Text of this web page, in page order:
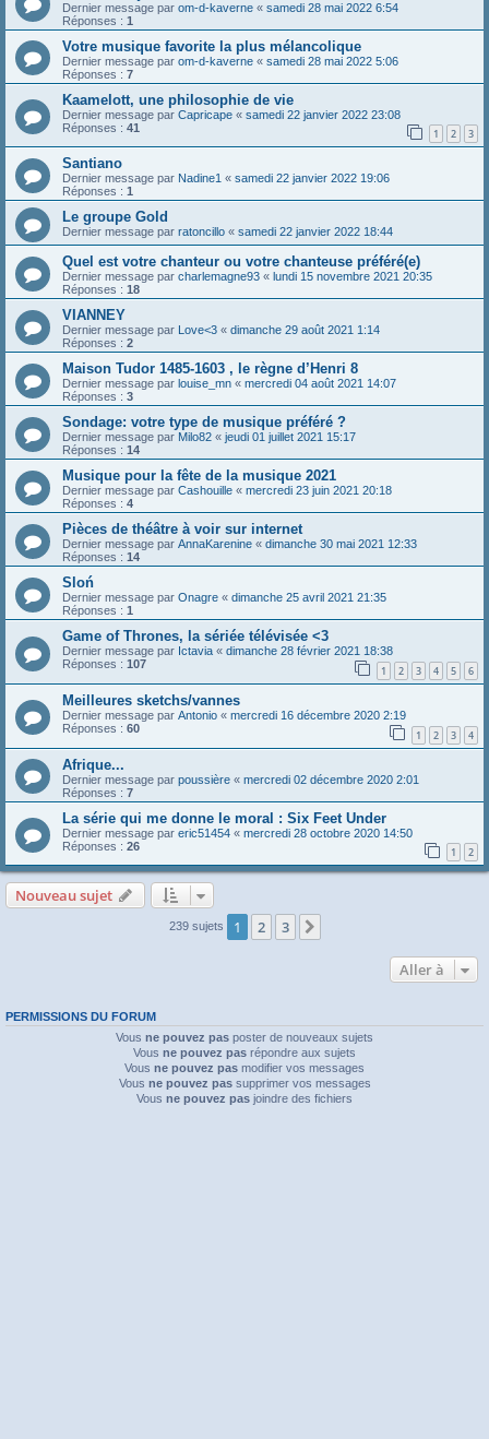
Dernier message par om-d-kaverne « samedi 28 mai 2022 6:54
Réponses : 1
Votre musique favorite la plus mélancolique
Dernier message par om-d-kaverne « samedi 28 mai 2022 5:06
Réponses : 7
Kaamelott, une philosophie de vie
Dernier message par Capricape « samedi 22 janvier 2022 23:08
Réponses : 41 1 2 3
Santiano
Dernier message par Nadine1 « samedi 22 janvier 2022 19:06
Réponses : 1
Le groupe Gold
Dernier message par ratoncillo « samedi 22 janvier 2022 18:44
Quel est votre chanteur ou votre chanteuse préféré(e)
Dernier message par charlemagne93 « lundi 15 novembre 2021 20:35
Réponses : 18
VIANNEY
Dernier message par Love<3 « dimanche 29 août 2021 1:14
Réponses : 2
Maison Tudor 1485-1603 , le règne d’Henri 8
Dernier message par louise_mn « mercredi 04 août 2021 14:07
Réponses : 3
Sondage: votre type de musique préféré ?
Dernier message par Milo82 « jeudi 01 juillet 2021 15:17
Réponses : 14
Musique pour la fête de la musique 2021
Dernier message par Cashouille « mercredi 23 juin 2021 20:18
Réponses : 4
Pièces de théâtre à voir sur internet
Dernier message par AnnaKarenine « dimanche 30 mai 2021 12:33
Réponses : 14
Sloń
Dernier message par Onagre « dimanche 25 avril 2021 21:35
Réponses : 1
Game of Thrones, la sériée télévisée <3
Dernier message par Ictavia « dimanche 28 février 2021 18:38
Réponses : 107 1 2 3 4 5 6
Meilleures sketchs/vannes
Dernier message par Antonio « mercredi 16 décembre 2020 2:19
Réponses : 60 1 2 3 4
Afrique...
Dernier message par poussière « mercredi 02 décembre 2020 2:01
Réponses : 7
La série qui me donne le moral : Six Feet Under
Dernier message par eric51454 « mercredi 28 octobre 2020 14:50
Réponses : 26 1 2
Nouveau sujet
239 sujets 1 2 3
Aller à
PERMISSIONS DU FORUM
Vous ne pouvez pas poster de nouveaux sujets
Vous ne pouvez pas répondre aux sujets
Vous ne pouvez pas modifier vos messages
Vous ne pouvez passupprimer vos messages
Vous ne pouvez pas joindre des fichiers